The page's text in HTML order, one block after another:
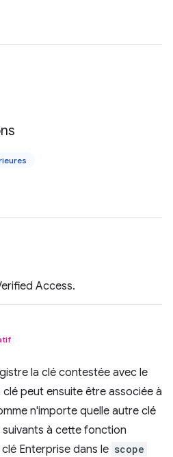
Access.
la clé contestée avec le
clé peut ensuite être associée à
n'importe quelle autre clé
à cette fonction
Enterprise dans le scope